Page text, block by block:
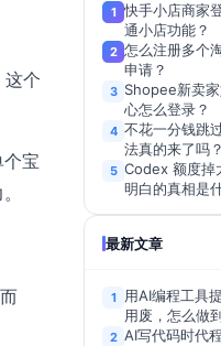
个
宝
1 快手小店商家
通小店功能？
2 怎么注册多个
申请？
3 Shopee新卖
心怎么登录？
4 不花一分钱跳
法真的来了吗？
5 Codex 额度掉
明白的真相是
最新文章
1
用AI编程工具
用废，怎么做
2 AI写代码时代